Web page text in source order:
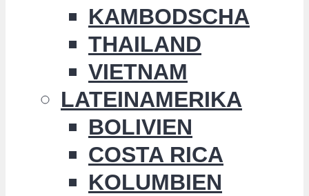
KAMBODSCHA
THAILAND
VIETNAM
LATEINAMERIKA
BOLIVIEN
COSTA RICA
KOLUMBIEN